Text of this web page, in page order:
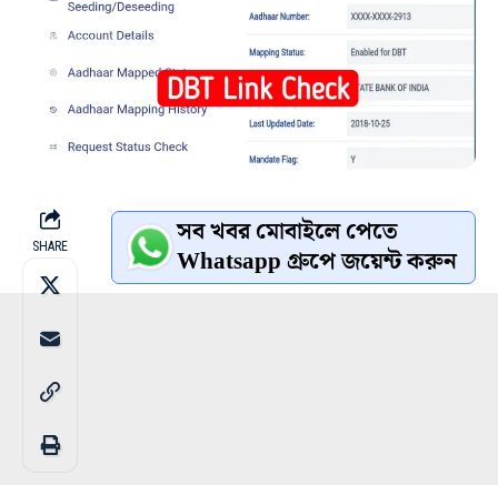
SHARE সব খবর মোবাইলে পেতে
Whatsapp গ্রুপে জয়েন্ট করুন